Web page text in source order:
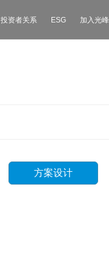
投资者关系 ESG 加入光峰
方案设计